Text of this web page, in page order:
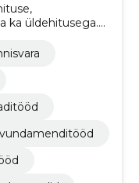
ka üldehitusega.
anname head
vundamenditööd